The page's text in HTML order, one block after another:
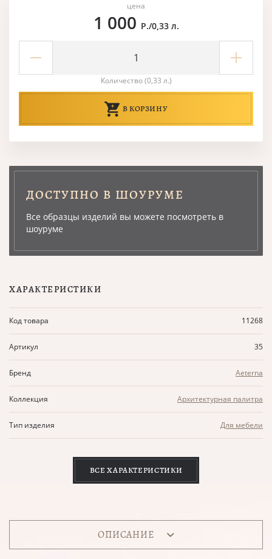
цена
1 000 Р./0,33 л.
Количество (0,33 л.)
В КОРЗИНУ
ДОСТУПНО В ШОУРУМЕ
Все образцы изделий вы можете посмотреть в
шоуруме
ХАРАКТЕРИСТИКИ
Код товара 11268
Артикул 35
Бренд Aeterna
Коллекция Архитектурная палитра
Тип изделия Для мебели
ВСЕ ХАРАКТЕРИСТИКИ
ОПИСАНИЕ